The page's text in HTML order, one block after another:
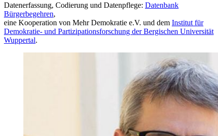
Datenerfassung, Codierung und Datenpflege: Datenbank
Bürgerbegehren,
eine Kooperation von Mehr Demokratie e.V. und dem Institut für
Demokratie- und Partizipationsforschung der Bergischen Universität
Wuppertal.